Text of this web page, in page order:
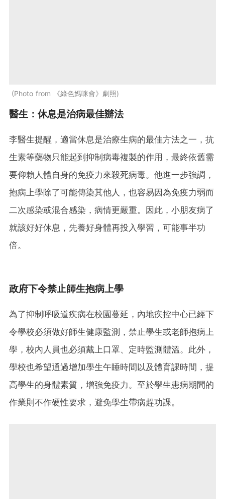
Photo from 《綠色媽咪會》劇照
醫生：休息是治病最佳辦法
李醫生提醒，適當休息是治療生病的最佳方法之一，抗
生素等藥物只能起到抑制病毒複製的作用，最終依舊需
要仰賴人體自身的免疫力來殺死病毒。他進一步強調，
抱病上學除了可能傳染其他人，也容易因為免疫力弱而
二次感染或混合感染，病情更嚴重。因此，小朋友病了
就該好好休息，先養好身體再投入學習，可能事半功
倍。
政府下令禁止師生抱病上學
為了抑制呼吸道疾病在校園蔓延，內地疾控中心已經下
令學校必須做好師生健康監測，禁止學生或老師抱病上
學，校內人員也必須戴上口罩、定時監測體溫。此外，
學校也希望通過增加學生午睡時間以及體育課時間，提
高學生的身體素質，增強免疫力。至於學生患病期間的
作業則不作硬性要求，避免學生帶病趕功課。